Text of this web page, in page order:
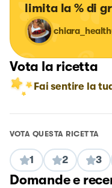
limita la % di
Vota la ricetta
Fai sentire la
VOTA QUESTA RICETTA
1 2 3
Domande e